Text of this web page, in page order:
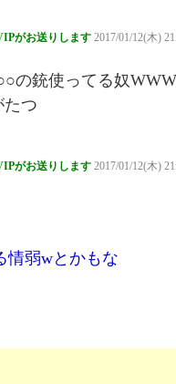
がお送りします 2017/01/12(木)
の銃使ってる奴WWW
たつ
がお送りします 2017/01/12(木)
情弱wとかもな